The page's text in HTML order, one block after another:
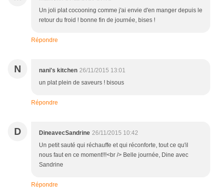
Un joli plat cocooning comme j'ai envie d'en manger depuis le
retour du froid ! bonne fin de journée, bises !
Répondre
N nani's kitchen 26/11/2015 13:01
un plat plein de saveurs ! bisous
Répondre
D DineavecSandrine 26/11/2015 10:42
Un petit sauté qui réchauffe et qui réconforte, tout ce qu'il
nous faut en ce moment!!!<br /> Belle journée, Dine avec
Sandrine
Répondre